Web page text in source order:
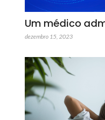
Um médico
dezembro 15, 2023